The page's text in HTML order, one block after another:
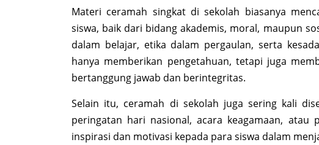
Materi ceramah singkat di sekolah biasanya
siswa, baik dari bidang akademis, moral, maupun
dalam belajar, etika dalam pergaulan, serta
hanya memberikan pengetahuan, tetapi juga
bertanggung jawab dan berintegritas.
Selain itu, ceramah di sekolah juga sering kali
peringatan hari nasional, acara keagamaan, atau
inspirasi dan motivasi kepada para siswa dalam